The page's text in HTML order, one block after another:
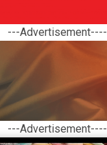
---Advertisement----
---Advertisement----